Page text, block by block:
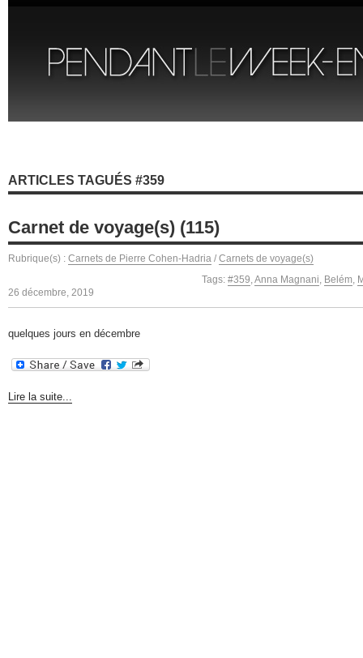
ARTICLES TAGUÉS #359
Carnet de voyage(s) (115)
Rubrique(s) : Carnets de Pierre Cohen-Hadria / Carnets de voyage(s)
Tags: #359,Anna Magnani, Belém,
26 décembre, 2019
quelques jours en décembre
Lire la suite...